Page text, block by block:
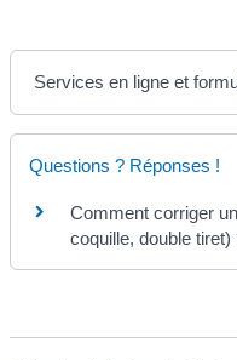
Services en ligne et
Questions ? Réponses !
Comment corriger
coquille, double tiret)